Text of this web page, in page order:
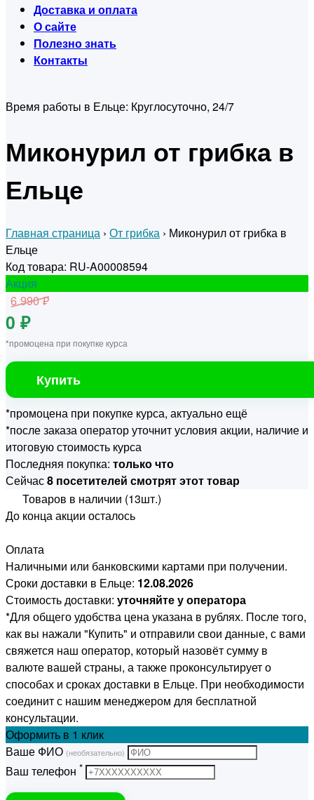
Доставка и оплата
О сайте
Полезно знать
Контакты
Время работы в Ельце: Круглосуточно, 24/7
Миконурил от грибка в
Ельце
Главная страница › От грибка › Миконурил от грибка в
Ельце
Код товара: RU-A00008594
Акция
6 990 ₽
0 ₽
*промоцена при покупке курса
Купить
*промоцена при покупке курса, актуально ещё
*после заказа оператор уточнит условия акции, наличие и
итоговую стоимость курса
Последняя покупка: только что
Сейчас8 посетителей смотрят этот товар
Товаров в наличии (13шт.)
До конца акции осталось
Оплата
Наличными или банковскими картами при получении.
Сроки доставки в Ельце: 12.08.2026
Стоимость доставки: уточняйте у оператора
*Для общего удобства цена указана в рублях. После того,
как вы нажали "Купить" и отправили свои данные, с вами
свяжется наш оператор, который назовёт сумму в
валюте вашей страны, а также проконсультирует о
способах и сроках доставки в Ельце. При необходимости
соединит с нашим менеджером для бесплатной
консультации.
Оформить в 1 клик
Ваше ФИО (необязательно)
Ваш телефон *